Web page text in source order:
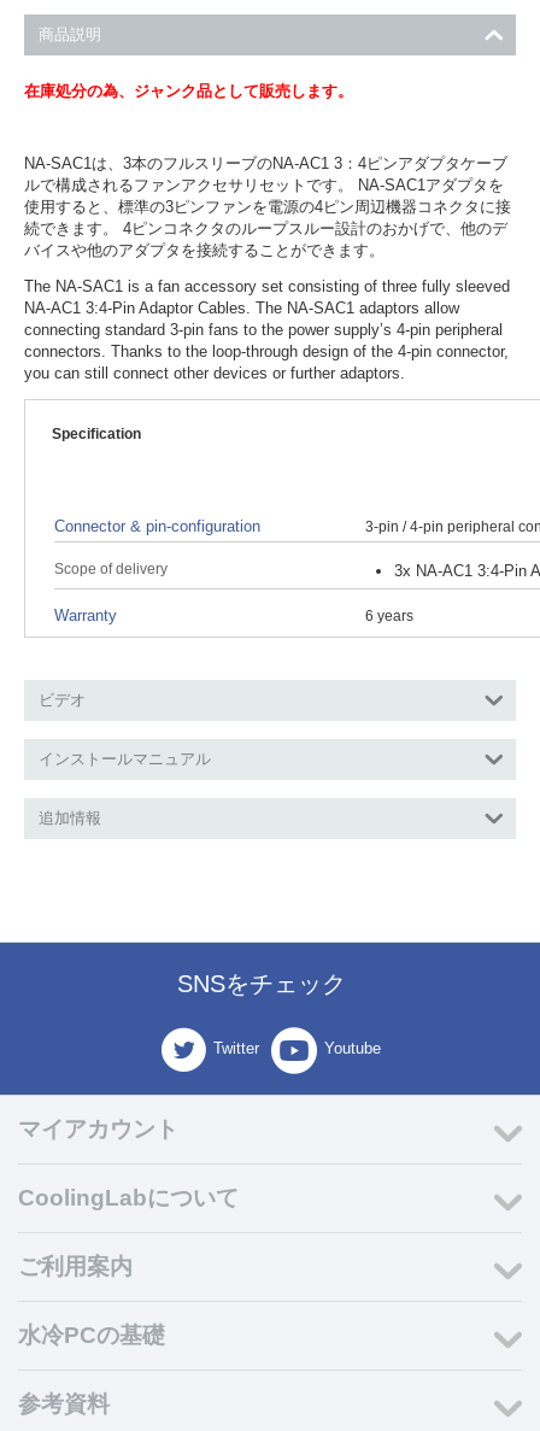
商品説明
在庫処分の為、ジャンク品として販売します。
NA-SAC1は、3本のフルスリーブのNA-AC1 3：4ピンアダプタケーブ
ルで構成されるファンアクセサリセットです。 NA-SAC1アダプタを
使用すると、標準の3ピンファンを電源の4ピン周辺機器コネクタに接
続できます。 4ピンコネクタのループスルー設計のおかげで、他のデ
バイスや他のアダプタを接続することができます。
The NA-SAC1 is a fan accessory set consisting of three fully sleeved
NA-AC1 3:4-Pin Adaptor Cables. The NA-SAC1 adaptors allow
connecting standard 3-pin fans to the power supply’s 4-pin peripheral
connectors. Thanks to the loop-through design of the 4-pin connector,
you can still connect other devices or further adaptors.
Specification
Connector & pin-configuration 3-pin / 4-pin peripheral
Scope of delivery 3x NA-AC1 3:4-Pin
Warranty 6 years
ビデオ
インストールマニュアル
追加情報
SNSをチェック
Twitter Youtube
マイアカウント
CoolingLabについて
ご利用案内
水冷PCの基礎
参考資料